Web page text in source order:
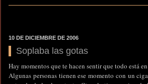
10 DE DICIEMBRE DE 2006
Soplaba las gotas
Hay momentos que te hacen sentir que todo está
Algunas personas tienen ese momento con un